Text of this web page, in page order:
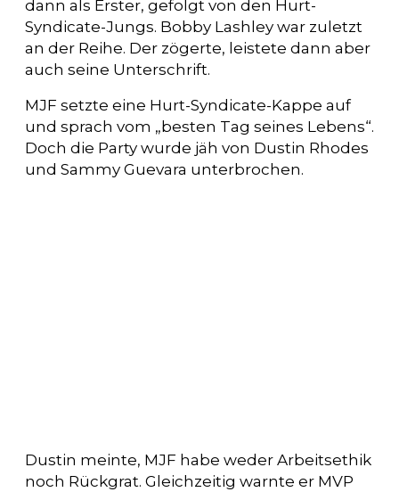
dann als Erster, gefolgt von den Hurt-
Syndicate-Jungs. Bobby Lashley war zuletzt
an der Reihe. Der zögerte, leistete dann aber
auch seine Unterschrift.
MJF setzte eine Hurt-Syndicate-Kappe auf
und sprach vom „besten Tag seines Lebens“.
Doch die Party wurde jäh von Dustin Rhodes
und Sammy Guevara unterbrochen.
Dustin meinte, MJF habe weder Arbeitsethik
noch Rückgrat. Gleichzeitig warnte er MVP